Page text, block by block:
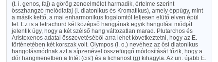
(t. i. genos, faj) a görög zeneelmélet harmadik, értelme szerint
összhangzó melódiafaj (l. diatonikus és Kromatikus), amely éppúgy, mint
a másik kettő, a mai enharmonikus fogalomtól teljesen elütő elven épül
fel. Ez is a tetrachord két középső hangjának egyik hangolási módját
jelentik úgy, hogy a két szélső hang változatlan marad. Plutarchos és
Aristoxenos adatai összevetéséből arra lehet következtetni, hogy az E.
történetében két korszak volt. Olympos (l. o.) nevéhez az ősi diatonikus
hangolásmódnak azt a sípzenével összefüggő módosítását fűzik, hogy a
dór hangmenetben a tritét (cis') és a lichanost (g) kihagyta. Az un. újabb E.